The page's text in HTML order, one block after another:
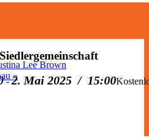
-2. Mai 2025 / 15:00
Lee Brown
»